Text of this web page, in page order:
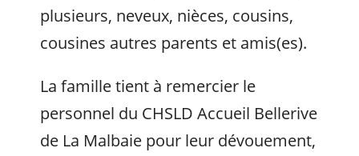
plusieurs, neveux, nièces, cousins,
cousines autres parents et amis(es).
La famille tient à remercier le
personnel du CHSLD Accueil Bellerive
de La Malbaie pour leur dévouement,